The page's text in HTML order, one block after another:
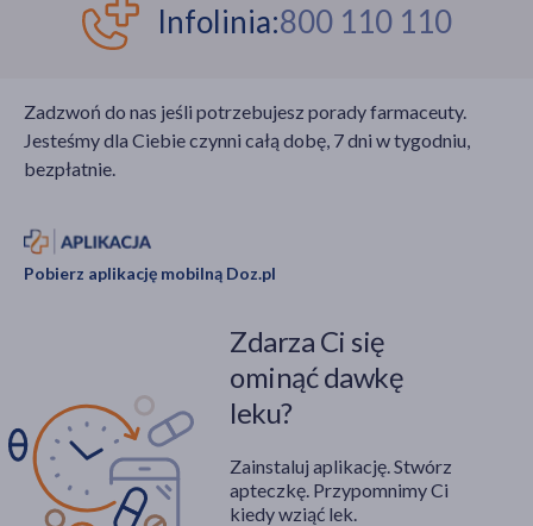
Infolinia:800 110 110
Zadzwoń do nas jeśli potrzebujesz porady farmaceuty.
Jesteśmy dla Ciebie czynni całą dobę, 7 dni w tygodniu,
bezpłatnie.
Pobierz aplikację mobilną Doz.pl
Zdarza Ci się
ominąć dawkę
leku?
Zainstaluj aplikację. Stwórz
apteczkę. Przypomnimy Ci
kiedy wziąć lek.